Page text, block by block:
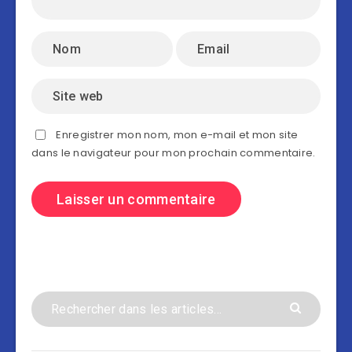
Enregistrer mon nom, mon e-mail et mon site
dans le navigateur pour mon prochain commentaire.